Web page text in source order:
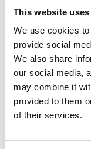
This website
We use cookies
provide social
We also share
our social media,
may combine it
provided to them
of their services.
Taviani.